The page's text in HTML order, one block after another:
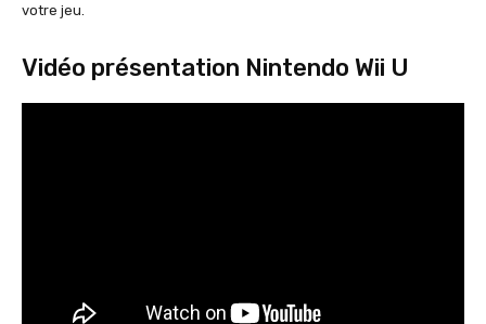
votre jeu.
Vidéo présentation Nintendo Wii U